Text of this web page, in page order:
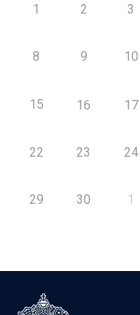
1 2 3
8 9 10
15 16 17
22 23 24
29 30 1